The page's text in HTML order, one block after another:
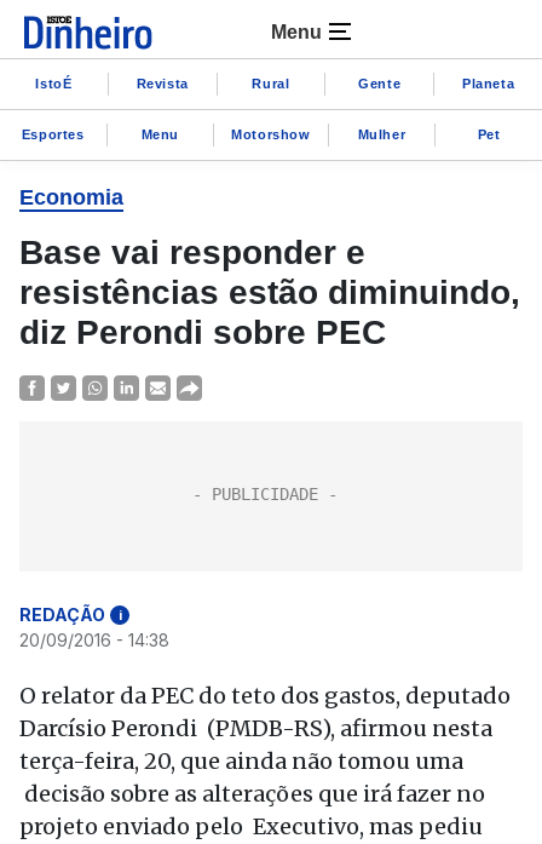
Menu
IstoÉ Revista Rural Gente Planeta
Esportes Menu Motorshow Mulher Pet
Economia
Base vai responder e
resistências estão diminuindo,
diz Perondi sobre PEC
REDAÇÃO i
20/09/2016 - 14:38
O relator da PEC do teto dos gastos, deputado
Darcísio Perondi (PMDB-RS), afirmou nesta
terça-feira, 20, que ainda não tomou uma
decisão sobre as alterações que irá fazer no
projeto enviado pelo Executivo, mas pediu